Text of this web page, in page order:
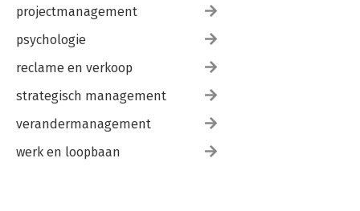
projectmanagement
psychologie
reclame en verkoop
strategisch management
verandermanagement
werk en loopbaan